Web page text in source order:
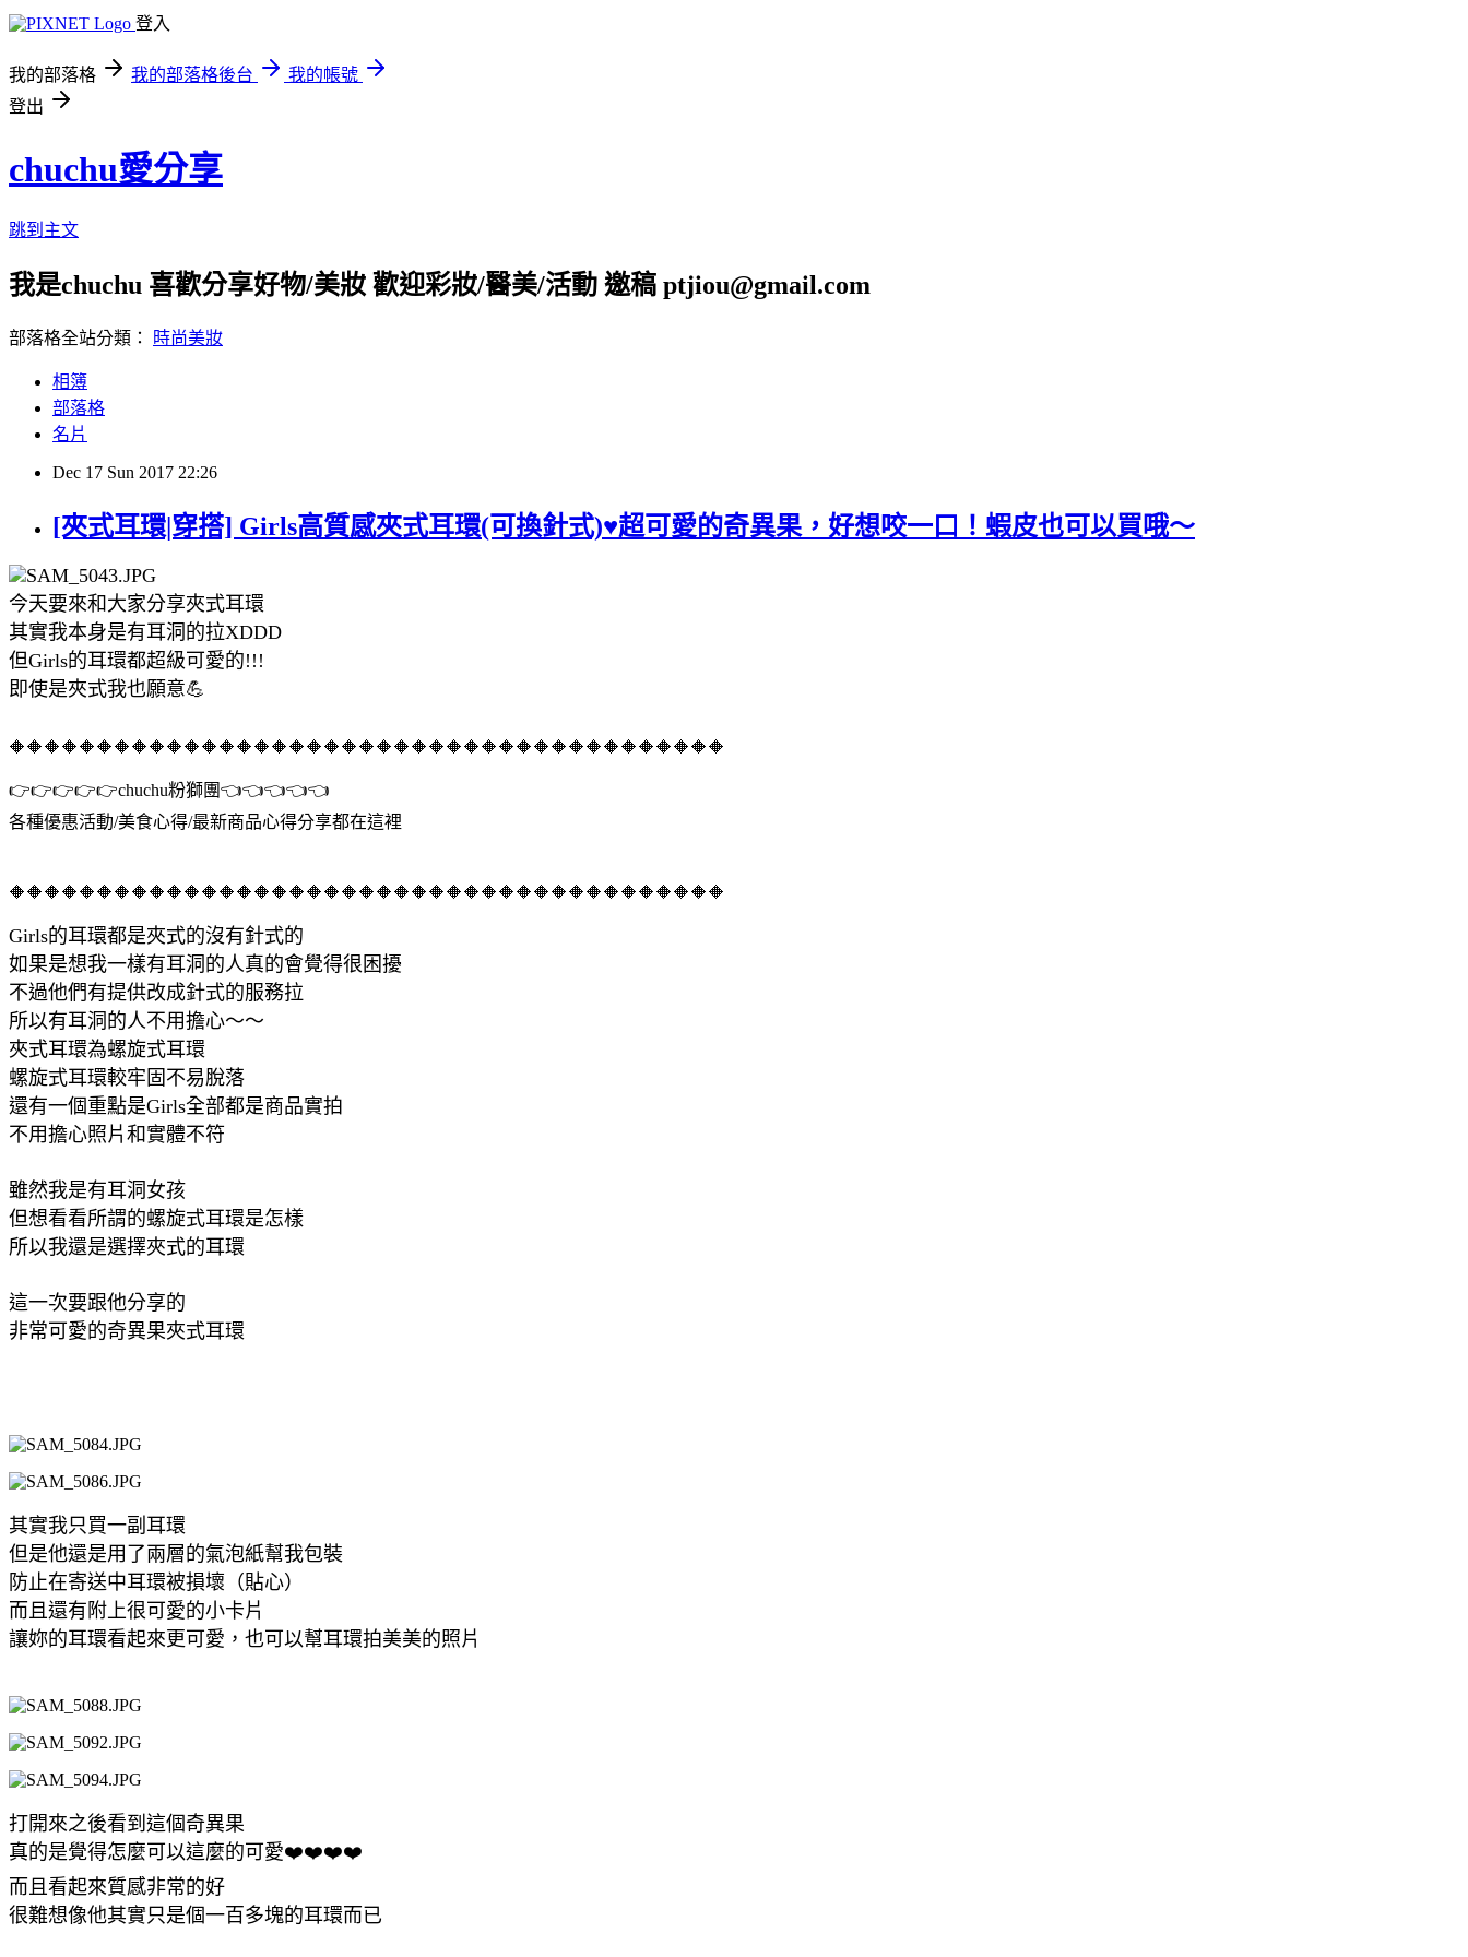
登入
我的部落格 我的部落格後台
我的帳號
登出
chuchu愛分享
跳到主文
我是chuchu 喜歡分享好物/美妝 歡迎彩妝/醫美/活動 邀稿 ptjiou@gmail.com
部落格全站分類： 時尚美妝
相簿
部落格
名片
Dec 17 Sun 2017 22:26
[夾式耳環|穿搭] Girls高質感夾式耳環(可換針式)♥超可愛的奇異果，好想咬一口！蝦皮也可以買哦～
今天要來和大家分享夾式耳環
其實我本身是有耳洞的拉XDDD
但Girls的耳環都超級可愛的!!!
即使是夾式我也願意💪
🔶🔶🔶🔶🔶🔶🔶🔶🔶🔶🔶🔶🔶🔶🔶🔶🔶🔶🔶🔶🔶🔶🔶🔶🔶🔶🔶🔶🔶🔶🔶🔶🔶🔶🔶🔶🔶🔶🔶🔶🔶
👉👉👉👉👉chuchu粉獅團👈👈👈👈👈
各種優惠活動/美食心得/最新商品心得分享都在這裡
🔶🔶🔶🔶🔶🔶🔶🔶🔶🔶🔶🔶🔶🔶🔶🔶🔶🔶🔶🔶🔶🔶🔶🔶🔶🔶🔶🔶🔶🔶🔶🔶🔶🔶🔶🔶🔶🔶🔶🔶🔶
Girls的耳環都是夾式的沒有針式的
如果是想我一樣有耳洞的人真的會覺得很困擾
不過他們有提供改成針式的服務拉
所以有耳洞的人不用擔心～～
夾式耳環為螺旋式耳環
螺旋式耳環較牢固不易脫落
還有一個重點是Girls全部都是商品實拍
不用擔心照片和實體不符
雖然我是有耳洞女孩
但想看看所謂的螺旋式耳環是怎樣
所以我還是選擇夾式的耳環
這一次要跟他分享的
非常可愛的奇異果夾式耳環
其實我只買一副耳環
但是他還是用了兩層的氣泡紙幫我包裝
防止在寄送中耳環被損壞（貼心）
而且還有附上很可愛的小卡片
讓妳的耳環看起來更可愛，也可以幫耳環拍美美的照片
打開來之後看到這個奇異果
真的是覺得怎麼可以這麼的可愛❤️❤️❤️❤️
而且看起來質感非常的好
很難想像他其實只是個一百多塊的耳環而已